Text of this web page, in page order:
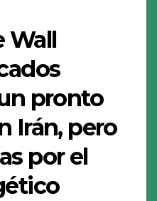
Wall
pronto
Irán, pero
por el